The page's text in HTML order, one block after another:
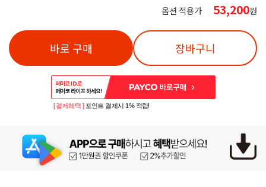
옵션 적용가 53,200원
바로 구매 장바구니
[ 결제혜택 ] 포인트 결제시 1% 적립!